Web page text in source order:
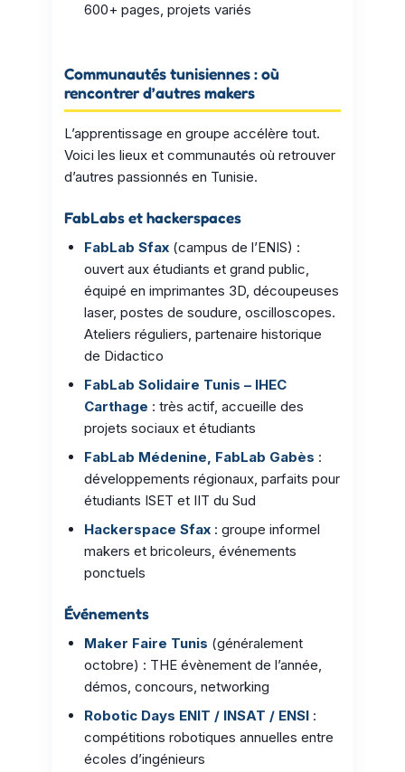
600+ pages, projets variés
Communautés tunisiennes : où
rencontrer d’autres makers
L’apprentissage en groupe accélère tout.
Voici les lieux et communautés où retrouver
d’autres passionnés en Tunisie.
FabLabs et hackerspaces
FabLab Sfax (campus de l’ENIS) :
ouvert aux étudiants et grand public,
équipé en imprimantes 3D, découpeuses
laser, postes de soudure, oscilloscopes.
Ateliers réguliers, partenaire historique
de Didactico
FabLab Solidaire Tunis – IHEC
Carthage : très actif, accueille des
projets sociaux et étudiants
FabLab Médenine, FabLab Gabès :
développements régionaux, parfaits pour
étudiants ISET et IIT du Sud
Hackerspace Sfax : groupe informel
makers et bricoleurs, événements
ponctuels
Événements
Maker Faire Tunis (généralement
octobre) : THE évènement de l’année,
démos, concours, networking
Robotic Days ENIT / INSAT / ENSI :
compétitions robotiques annuelles entre
écoles d’ingénieurs